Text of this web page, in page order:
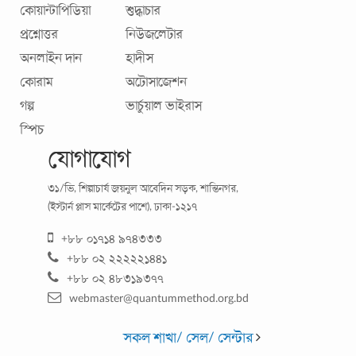
নারীজীবন এবং একজন আমি
একটা ব্যর্থ নারীর পেছনেও একটা নারীরই ভূমিকা থাকে কথাটা
বলেছিলেন আমার শাশুড়ি, যেদিন ঘর করতে
কোয়ান্টাপিডিয়া
প্রশ্নোত্তর
অনলাইন দান
কোরাম
গল্প
স্পিচ
শুদ্ধাচার
নিউজলেটার
হাদীস
অটোসাজেশন
ভার্চুয়াল ভাইরাস
যোগাযোগ
৩১/ভি, শিল্পাচার্য জয়নুল আবেদিন সড়ক, শান্তিনগর,
(ইস্টার্ন প্লাস মার্কেটের পাশে), ঢাকা-১২১৭
+৮৮ ০১৭১৪ ৯৭৪৩৩৩
+৮৮ ০২ ২২২২২১৪৪১
+৮৮ ০২ ৪৮৩১৯৩৭৭
webmaster@quantummethod.org.bd
সকল শাখা/ সেল/ সেন্টার